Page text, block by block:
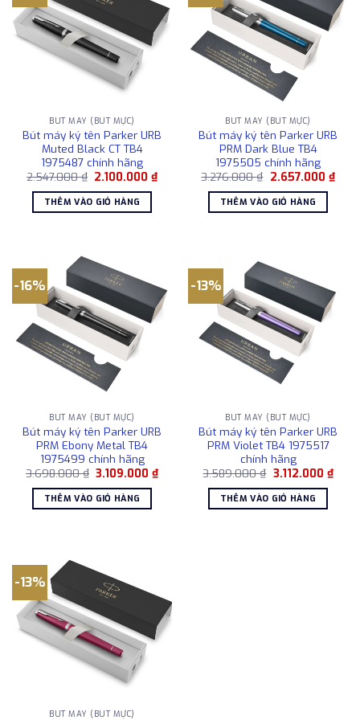
BÚT MÁY (BÚT MỰC)
Bút máy ký tên Parker URB
Muted Black CT TB4
1975487 chính hãng
2.547.000₫ Giá
là:
2.547.000 ₫.
2.100.000₫Giá
hiện
2.100.000 ₫.
THÊM VÀO GIỎ HÀNG
BÚT MÁY (BÚT MỰC)
Bút máy ký tên Parker URB
PRM Dark Blue TB4
1975505 chính hãng
3.276.000₫ Giá
là:
3.276.000 ₫.
2.657.000 ₫Giá
hiện
THÊM VÀO GIỎ HÀNG
-16%
BÚT MÁY (BÚT MỰC)
Bút máy ký tên Parker URB
PRM Ebony Metal TB4
1975499 chính hãng
3.698.000₫ Giá
là:
3.698.000 ₫.
3.109.000₫Giá
hiện
3.109.000 ₫.
THÊM VÀO GIỎ HÀNG
-13%
BÚT MÁY (BÚT MỰC)
Bút máy ký tên Parker URB
PRM Violet TB4 1975517
chính hãng
3.589.000₫ Giá
là:
3.589.000 ₫.
3.112.000 ₫Giá
hiện
THÊM VÀO GIỎ HÀNG
-13%
BÚT MÁY (BÚT MỰC)